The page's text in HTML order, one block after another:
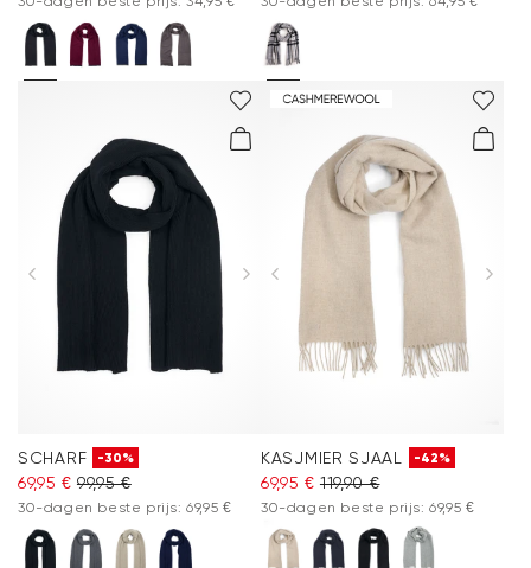
SCHARF -30%
69,95 € 99,95 €
30-dagen beste prijs: 69,95 €
KASJMIER SJAAL -42%
69,95 € 119,90 €
30-dagen beste prijs: 69,95 €